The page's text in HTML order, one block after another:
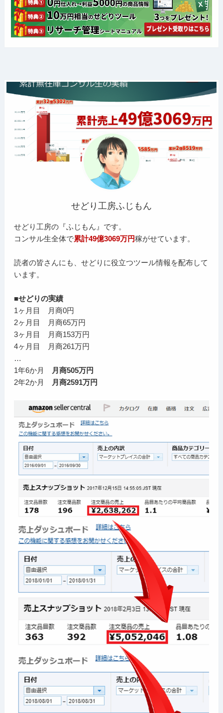
せどり工房ふじもん
せどり工房の『ふじもん』です。
コンサル生全体で累計49億3069万円稼がせています。
読者の皆さんにも、せどりに役立つツール情報を配布して
います。
■せどりの実績
1ヶ月目 月商0円
2ヶ月目 月商65万円
3ヶ月目 月商153万円
4ヶ月目 月商261万円
…
1年6か月
月商505万円
2年2か月
月商2591万円